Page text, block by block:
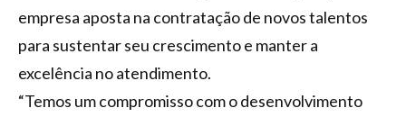
empresa aposta na contratação de novos talentos
para sustentar seu crescimento e manter a
excelência no atendimento.
“Temos um compromisso com o desenvolvimento